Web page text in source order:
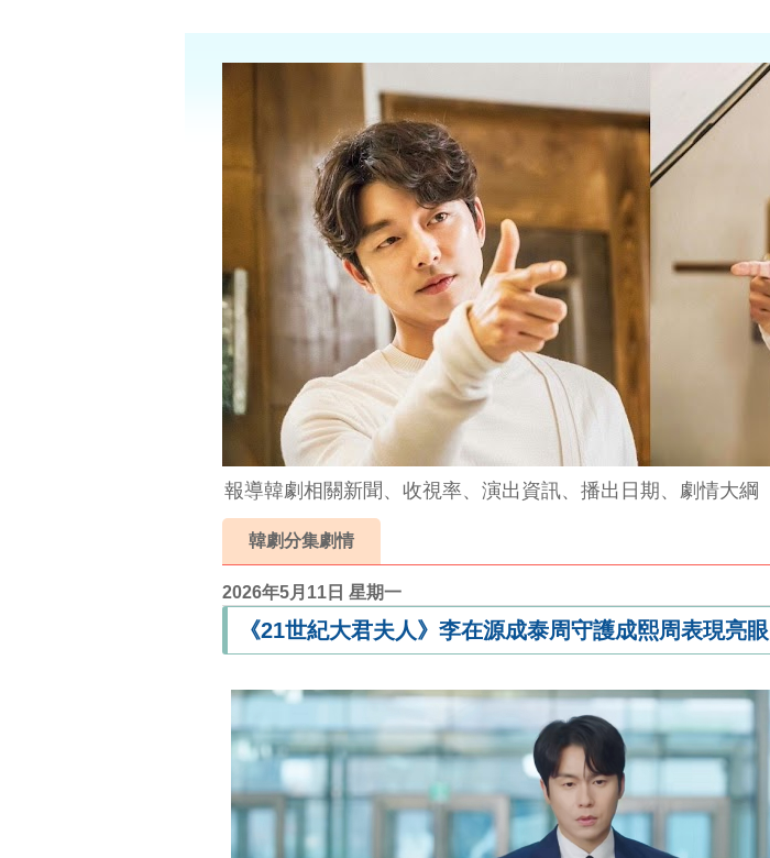
報導韓劇相關新聞、收視率、演出資訊、播出日期、劇情大綱
韓劇分集劇情
2026年5月11日 星期一
《21世紀大君夫人》李在源成泰周守護成熙周表現亮眼